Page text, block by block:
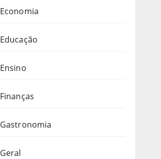
Economia
Educação
Ensino
Finanças
Gastronomia
Geral